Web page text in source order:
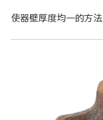
使器壁厚度均一的方法